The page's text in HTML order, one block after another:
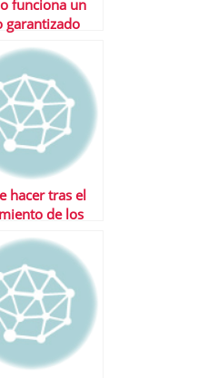
funciona un
garantizado
hacer tras el
de los